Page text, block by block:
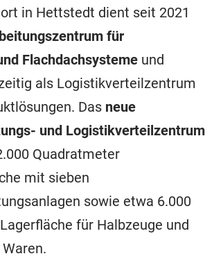
in Hettstedt dient seit 2021
für
Flachdachsysteme und
als Logistikverteilzentrum
Das neue
und Logistikverteilzentrum
Quadratmeter
mit sieben
sowie etwa 6.000
für Halbzeuge und